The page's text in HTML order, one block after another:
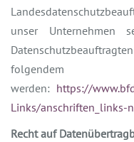
unser
folgendem
werden: https://
Links/anschriften_links-
Recht auf